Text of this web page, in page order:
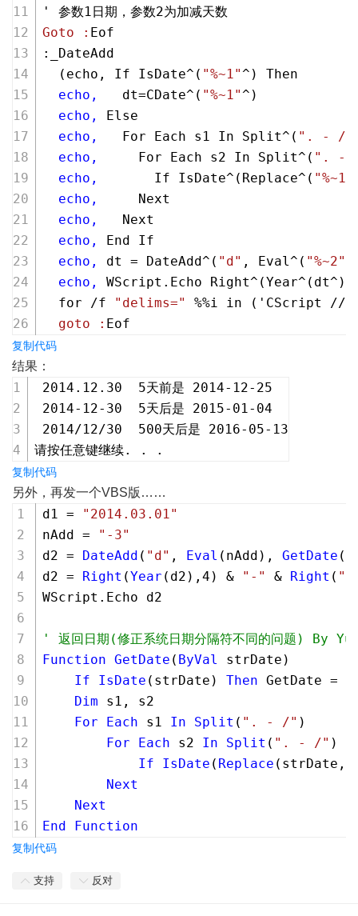
' 参数1日期，参数2为加减天数
Goto : Eof
:_DateAdd
  (echo, If IsDate^(
"%~1"^) Then
  echo,
   dt=CDate^(
"%~1"^)
  echo,
Else
  echo,
   For Each s1 In Split^(
". - /"
  echo,
     For Each s2 In Split^(
". -
  echo,
       If IsDate^(Replace^(
"%~1"
  echo,
     Next
  echo,
   Next
  echo,
End If
  echo,
dt = DateAdd^( "d" , Eval^( "%~2"
  echo,
WScript.Echo Right^(Year^(dt^),
  for /f
"delims="
%%i in ('CScript //
  goto :
Eof
复制代码
结果：
2014.12.30  5天前是 2014-12-25
2014-12-30  5天后是 2015-01-04
2014/12/30  500天后是 2016-05-13
请按任意键继续. . .
复制代码
另外，再发一个VBS版……
d1 =
"2014.03.01"
nAdd =
"-3"
d2 = DateAdd ( "d" , Eval (nAdd), GetDate
d2 = Right (Year (d2), 4 ) & "-" & Right (
WScript.Echo d2
' 返回日期(修正系统日期分隔符不同的问题) By
Function GetDate ( ByVal
strDate)
If
IsDate (strDate) Then GetDate =
Dim s1, s2
For
Each s1 In Split ( ". - /" )
For
Each s2 In Split ( ". - /" )
If
IsDate ( Replace
Next
Next
End
Function
复制代码
支持 反对